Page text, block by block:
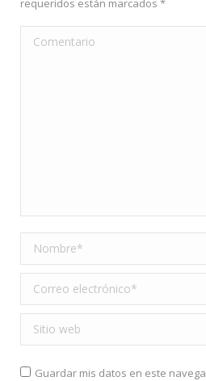
Comentario
Nombre *
Correo electrónico *
Sitio web
Guardar mis datos en este